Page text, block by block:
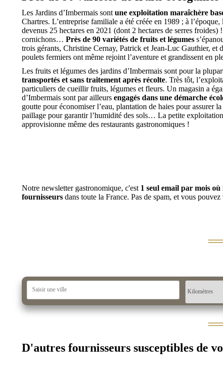
Les Jardins d’Imbermais sont une exploitation maraîchère
Chartres. L’entreprise familiale a été créée en 1989 ; à
devenus 25 hectares en 2021 (dont 2 hectares de serres
cornichons… Près de 90 variétés de fruits et légumes
trois gérants, Christine Cernay, Patrick et Jean-Luc Gauthier, et
poulets fermiers ont même rejoint l’aventure et grandissent en
Les fruits et légumes des jardins d’Imbermais sont pour la
transportés et sans traitement après récolte. Très tôt,
particuliers de cueillir fruits, légumes et fleurs. Un magasin a
d’Imbermais sont par ailleurs engagés dans une démarche
goutte pour économiser l’eau, plantation de haies pour assurer
paillage pour garantir l’humidité des sols… La petite
approvisionne même des restaurants gastronomiques !
Notre newsletter gastronomique, c'est 1 seul email par mois
fournisseurs dans toute la France. Pas de spam, et vous
D'autres fournisseurs susceptibles de